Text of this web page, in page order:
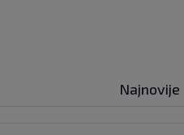
Najnovije